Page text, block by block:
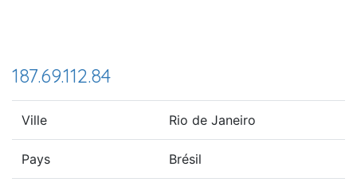
187.69.112.84
Ville Rio de Janeiro
Pays Brésil